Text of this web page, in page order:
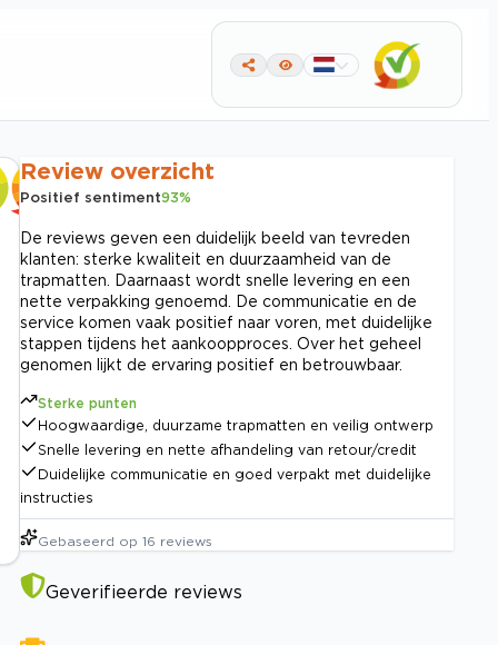
Review overzicht
Positief sentiment93%
De reviews geven een duidelijk beeld van tevreden
klanten: sterke kwaliteit en duurzaamheid van de
trapmatten. Daarnaast wordt snelle levering en een
nette verpakking genoemd. De communicatie en de
service komen vaak positief naar voren, met duidelijke
stappen tijdens het aankoopproces. Over het geheel
genomen lijkt de ervaring positief en betrouwbaar.
Sterke punten
Hoogwaardige, duurzame trapmatten en veilig ontwerp
Snelle levering en nette afhandeling van retour/credit
Duidelijke communicatie en goed verpakt met duidelijke
instructies
Gebaseerd op 16 reviews
Geverifieerde reviews